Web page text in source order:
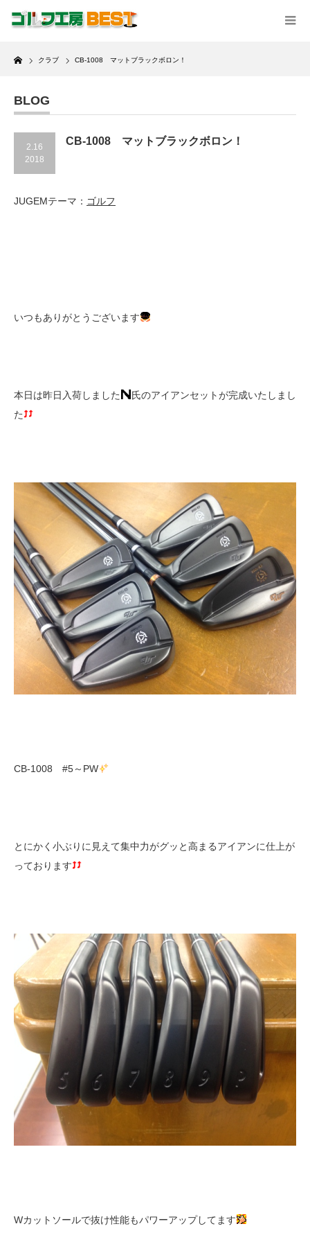
Home
クラブ CB-1008 マットブラックボロン！
BLOG
2.16
2018
CB-1008 マットブラックボロン！
JUGEMテーマ： ゴルフ
いつもありがとうございます
本日は昨日入荷しました
氏のアイアンセットが完成いたしまし
た
CB-1008 #5～PW
とにかく小ぶりに見えて集中力がグッと高まるアイアンに仕上が
っております
Wカットソールで抜け性能もパワーアップしてます